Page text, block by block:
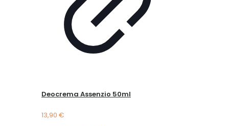
Deocrema Assenzio 50ml
13,90 €